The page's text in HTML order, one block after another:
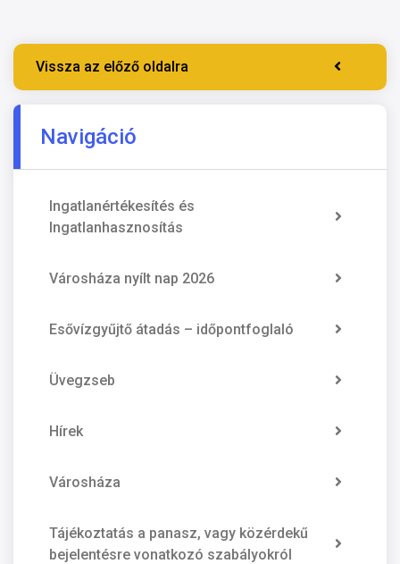
Vissza az előző oldalra
Navigáció
Ingatlanértékesítés és
Ingatlanhasznosítás
Városháza nyílt nap 2026
Esővízgyűjtő átadás – időpontfoglaló
Üvegzseb
Hírek
Városháza
Tájékoztatás a panasz, vagy közérdekű
bejelentésre vonatkozó szabályokról